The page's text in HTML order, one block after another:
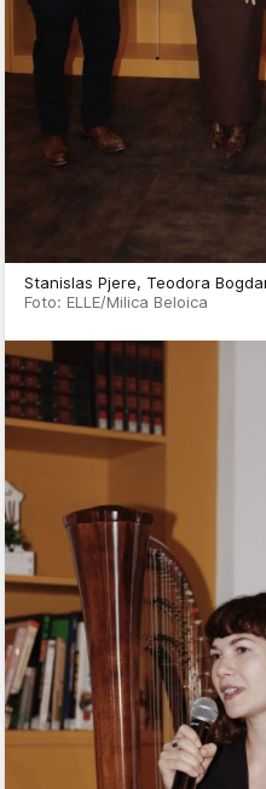
Stanislas Pjere, Teodora
Foto: ELLE/Milica Beloica